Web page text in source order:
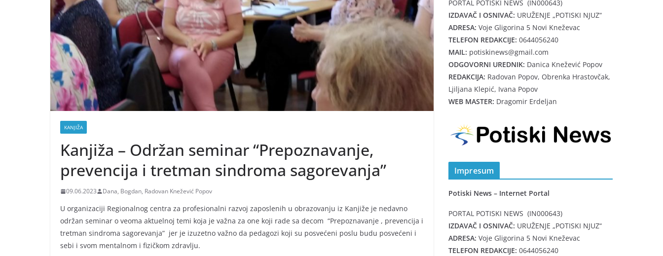
KANJIŽA
Kanjiža – Održan seminar “Prepoznavanje,
prevencija i tretman sindroma sagorevanja”
09.06.2023 Dana, Bogdan, Radovan Knežević Popov
U organizaciji Regionalnog centra za profesionalni razvoj zaposlenih u obrazovanju iz Kanjiže je nedavno
održan seminar o veoma aktuelnoj temi koja je važna za one koji rade sa decom “Prepoznavanje , prevencija i
tretman sindroma sagorevanja” jer je izuzetno važno da pedagozi koji su posvećeni poslu budu posvećeni i
sebi i svom mentalnom i fizičkom zdravlju.
PORTAL POTISKI NEWS (IN000643)
IZDAVAČ I OSNIVAČ: URUŽENJE „POTISKI NJUZ“
ADRESA: Voje Gligorina 5 Novi Kneževac
TELEFON REDAKCIJE: 0644056240
MAIL: potiskinews@gmail.com
ODGOVORNI UREDNIK: Danica Knežević Popov
REDAKCIJA: Radovan Popov, Obrenka Hrastovčak,
Ljiljana Klepić, Ivana Popov
WEB MASTER: Dragomir Erdeljan
Impresum
Potiski News – Internet Portal
PORTAL POTISKI NEWS (IN000643)
IZDAVAČ I OSNIVAČ: URUŽENJE „POTISKI NJUZ“
ADRESA: Voje Gligorina 5 Novi Kneževac
TELEFON REDAKCIJE: 0644056240